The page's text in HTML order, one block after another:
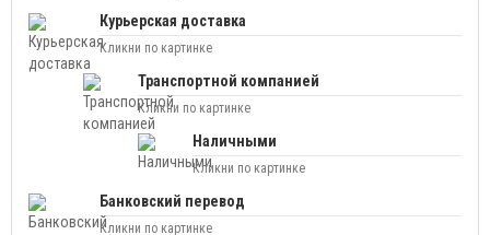
Курьерская доставка
Кликни по картинке
Транспортной компанией
Кликни по картинке
Наличными
Кликни по картинке
Банковский перевод
Кликни по картинке